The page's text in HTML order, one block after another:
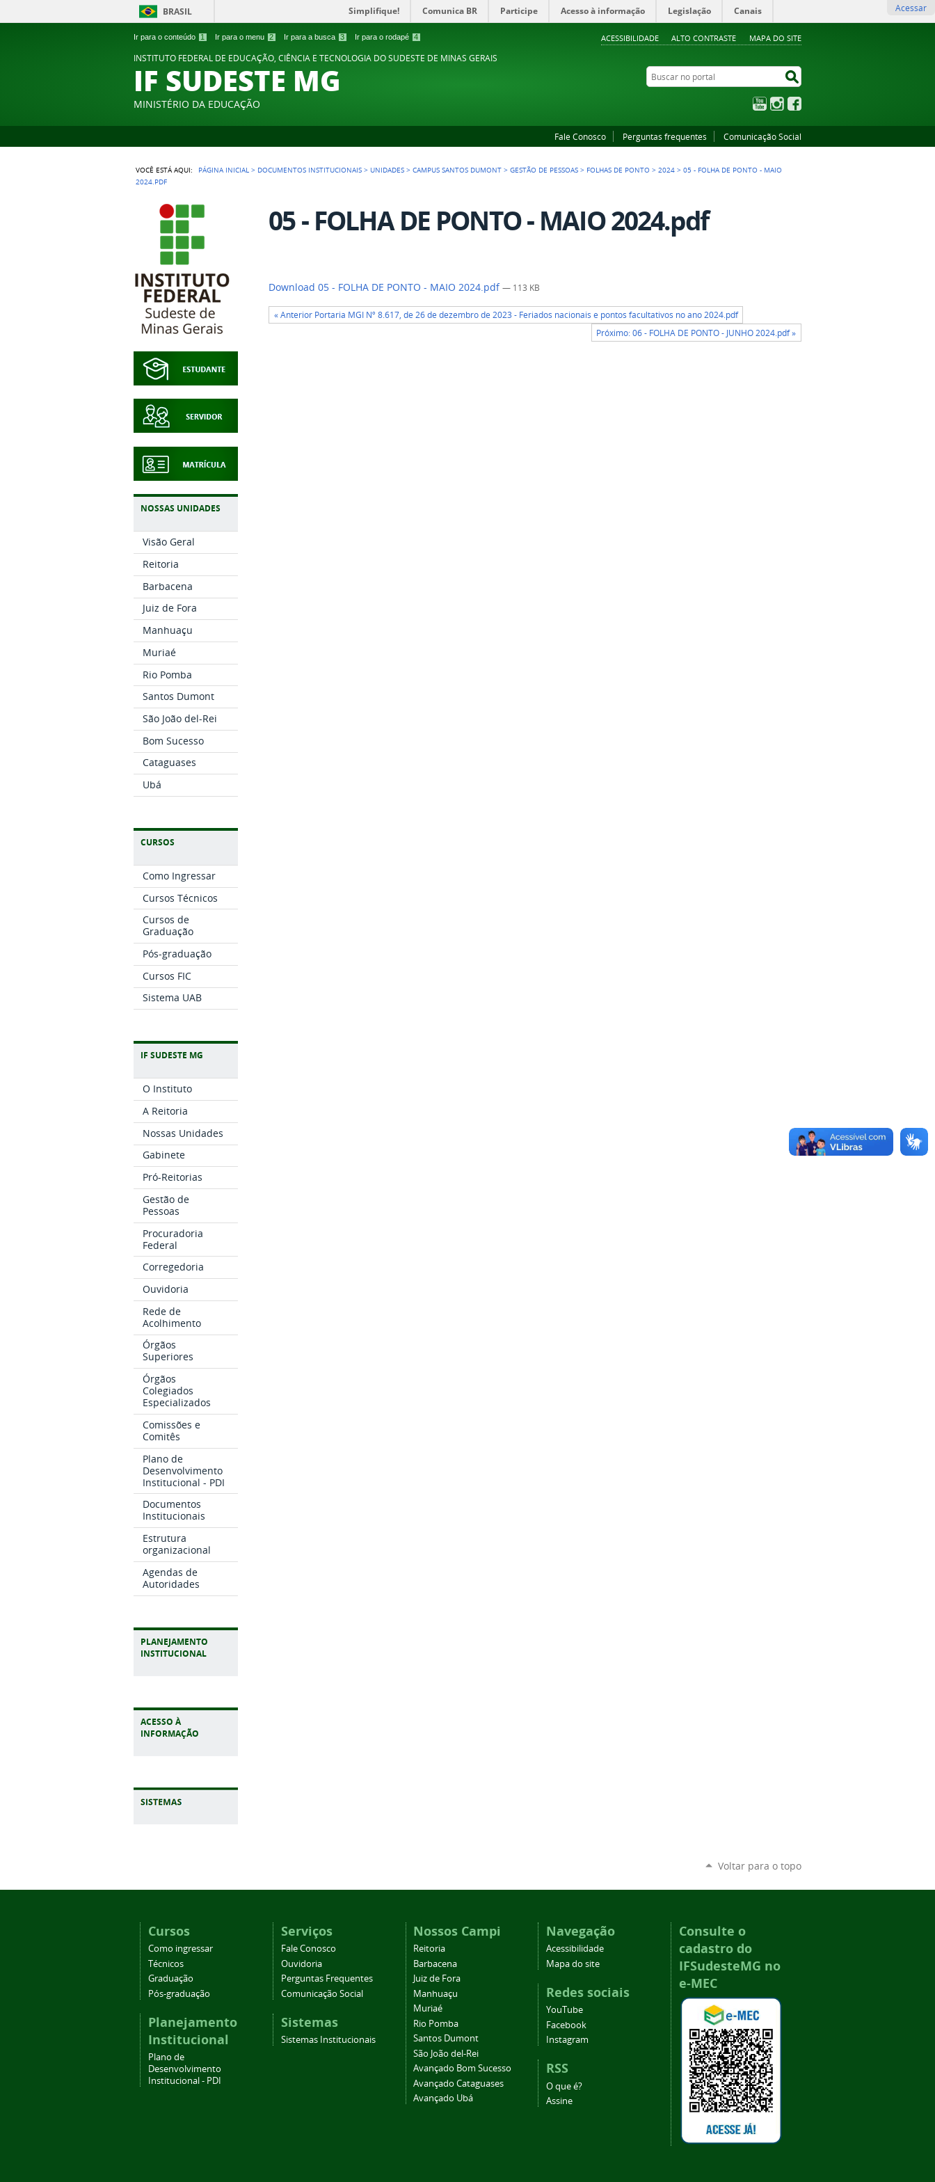
Ir para o conteúdo 1 Ir para o menu 2 Ir para a busca 3 Ir para o rodapé 4 ACESSIBILIDADE ALTO CONTRASTE MAPA DO SITE
BRASIL Simplifique! Comunica BR Participe Acesso à informação Legislação Canais Acessar
INSTITUTO FEDERAL DE EDUCAÇÃO, CIÊNCIA E TECNOLOGIA DO SUDESTE DE MINAS GERAIS
IF SUDESTE MG
MINISTÉRIO DA EDUCAÇÃO
Buscar no portal
YouTubeInstagram
Fale Conosco Perguntas frequentes Comunicação Social
VOCÊ ESTÁ AQUI: PÁGINA INICIAL > DOCUMENTOS INSTITUCIONAIS > UNIDADES >CAMPUS SANTOS DUMONT >GESTÃO DE PESSOAS > FOLHAS DE PONTO >2024 >05 - FOLHA DE PONTO - MAIO
2024.PDF
NOSSAS UNIDADES
Visão Geral
Reitoria
Barbacena
Juiz de Fora
Manhuaçu
Muriaé
Rio Pomba
Santos Dumont
São João del-Rei
Bom Sucesso
Cataguases
Ubá
CURSOS
Como Ingressar
Cursos Técnicos
Cursos de
Graduação
Pós-graduação
Cursos FIC
Sistema UAB
IF SUDESTE MG
O Instituto
A Reitoria
Nossas Unidades
Gabinete
Pró-Reitorias
Gestão de
Pessoas
Procuradoria
Federal
Corregedoria
Ouvidoria
Rede de
Acolhimento
Órgãos
Superiores
Órgãos
Colegiados
Especializados
Comissões e
Comitês
Plano de
Desenvolvimento
Institucional - PDI
Documentos
Institucionais
Estrutura
organizacional
Agendas de
Autoridades
PLANEJAMENTO
INSTITUCIONAL
ACESSO À
INFORMAÇÃO
05 - FOLHA DE PONTO - MAIO 2024.pdf
Download 05 - FOLHA DE PONTO - MAIO 2024.pdf— 113 KB
« Anterior Portaria MGI Nº 8.617, de 26 de dezembro de 2023 - Feriados nacionais e pontos facultativos no ano 2024.pdf
Próximo: 06 - FOLHA DE PONTO - JUNHO 2024.pdf »
Voltar para o topo
Cursos
Como ingressar
Técnicos
Graduação
Pós-graduação
Planejamento
Institucional
Plano de
Desenvolvimento
Institucional - PDI
Serviços
Fale Conosco
Ouvidoria
Perguntas Frequentes
Comunicação Social
Sistemas
Sistemas Institucionais
Nossos Campi
Reitoria
Barbacena
Juiz de Fora
Manhuaçu
Muriaé
Rio Pomba
Santos Dumont
São João del-Rei
Avançado Bom Sucesso
Avançado Cataguases
Avançado Ubá
Navegação
Acessibilidade
Mapa do site
Redes sociais
YouTube
Facebook
Instagram
RSS
O que é?
Assine
Consulte o
cadastro do
IFSudesteMG no
e-MEC